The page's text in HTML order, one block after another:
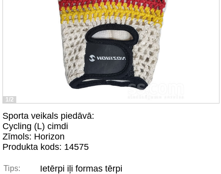
1/2
Sporta veikals piedāvā:
Cycling (L) cimdi
Zīmols: Horizon
Produkta kods: 14575
Tips: Ietērpi iļi formas tērpi